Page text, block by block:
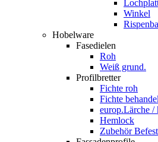
Winkel
Hobelware
Fasedielen
Roh
Weiß grund.
Profilbretter
Fichte roh
Fichte
europ.Lärche /
Hemlock
Zubehör